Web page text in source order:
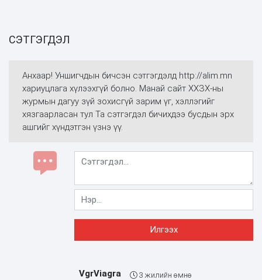
СЭТГЭГДЭЛ
Анхаар! Уншигчдын бичсэн сэтгэгдэлд http://alim.mn
хариуцлага хүлээхгүй болно. Манай сайт ХХЗХ-ны
журмын дагуу зүй зохисгүй зарим үг, хэллэгийг
хязгаарласан тул Та сэтгэгдэл бичихдээ бусдын эрх
ашгийг хүндэтгэн үзнэ үү.
VgrViagra
3 жилийн өмнө